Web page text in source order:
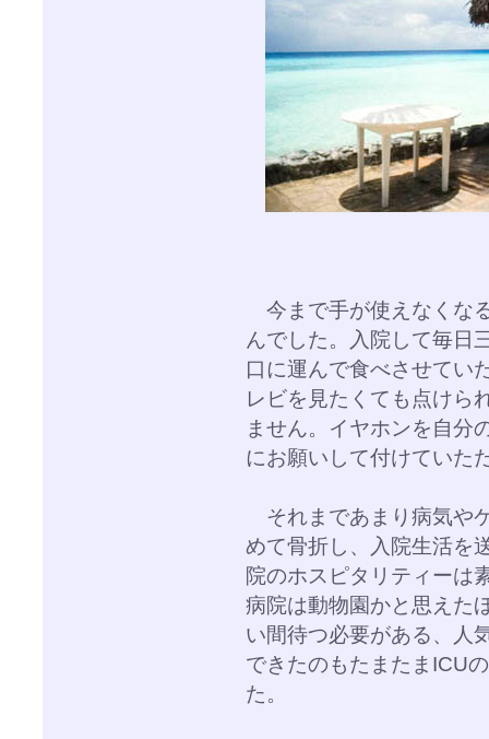
今まで手が使えなくな
んでした。入院して毎日
口に運んで食べさせてい
レビを見たくても点けら
ません。イヤホンを自分
にお願いして付けていた
それまであまり病気や
めて骨折し、入院生活を
院のホスピタリティーは
病院は動物園かと思えた
い間待つ必要がある、人
できたのもたまたまICU
た。